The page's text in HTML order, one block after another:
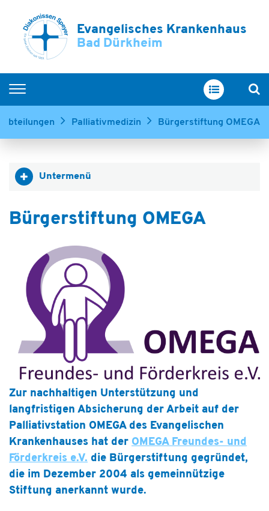
Evangelisches Krankenhaus
Bad Dürkheim
Home
Ihr Aufenthalt
Abteilungen Palliativmedizin Bürgerstiftung OMEGA
Untermenü
Bürgerstiftung OMEGA
Zur nachhaltigen Unterstützung und
langfristigen Absicherung der Arbeit auf der
Palliativstation OMEGA des Evangelischen
Krankenhauses hat der OMEGA Freundes- und
Förderkreis e.V. die Bürgerstiftung gegründet,
die im Dezember 2004 als gemeinnützige
Stiftung anerkannt wurde.